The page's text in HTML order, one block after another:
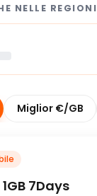
NELLE REGIONI
Miglior €/GB
7Days